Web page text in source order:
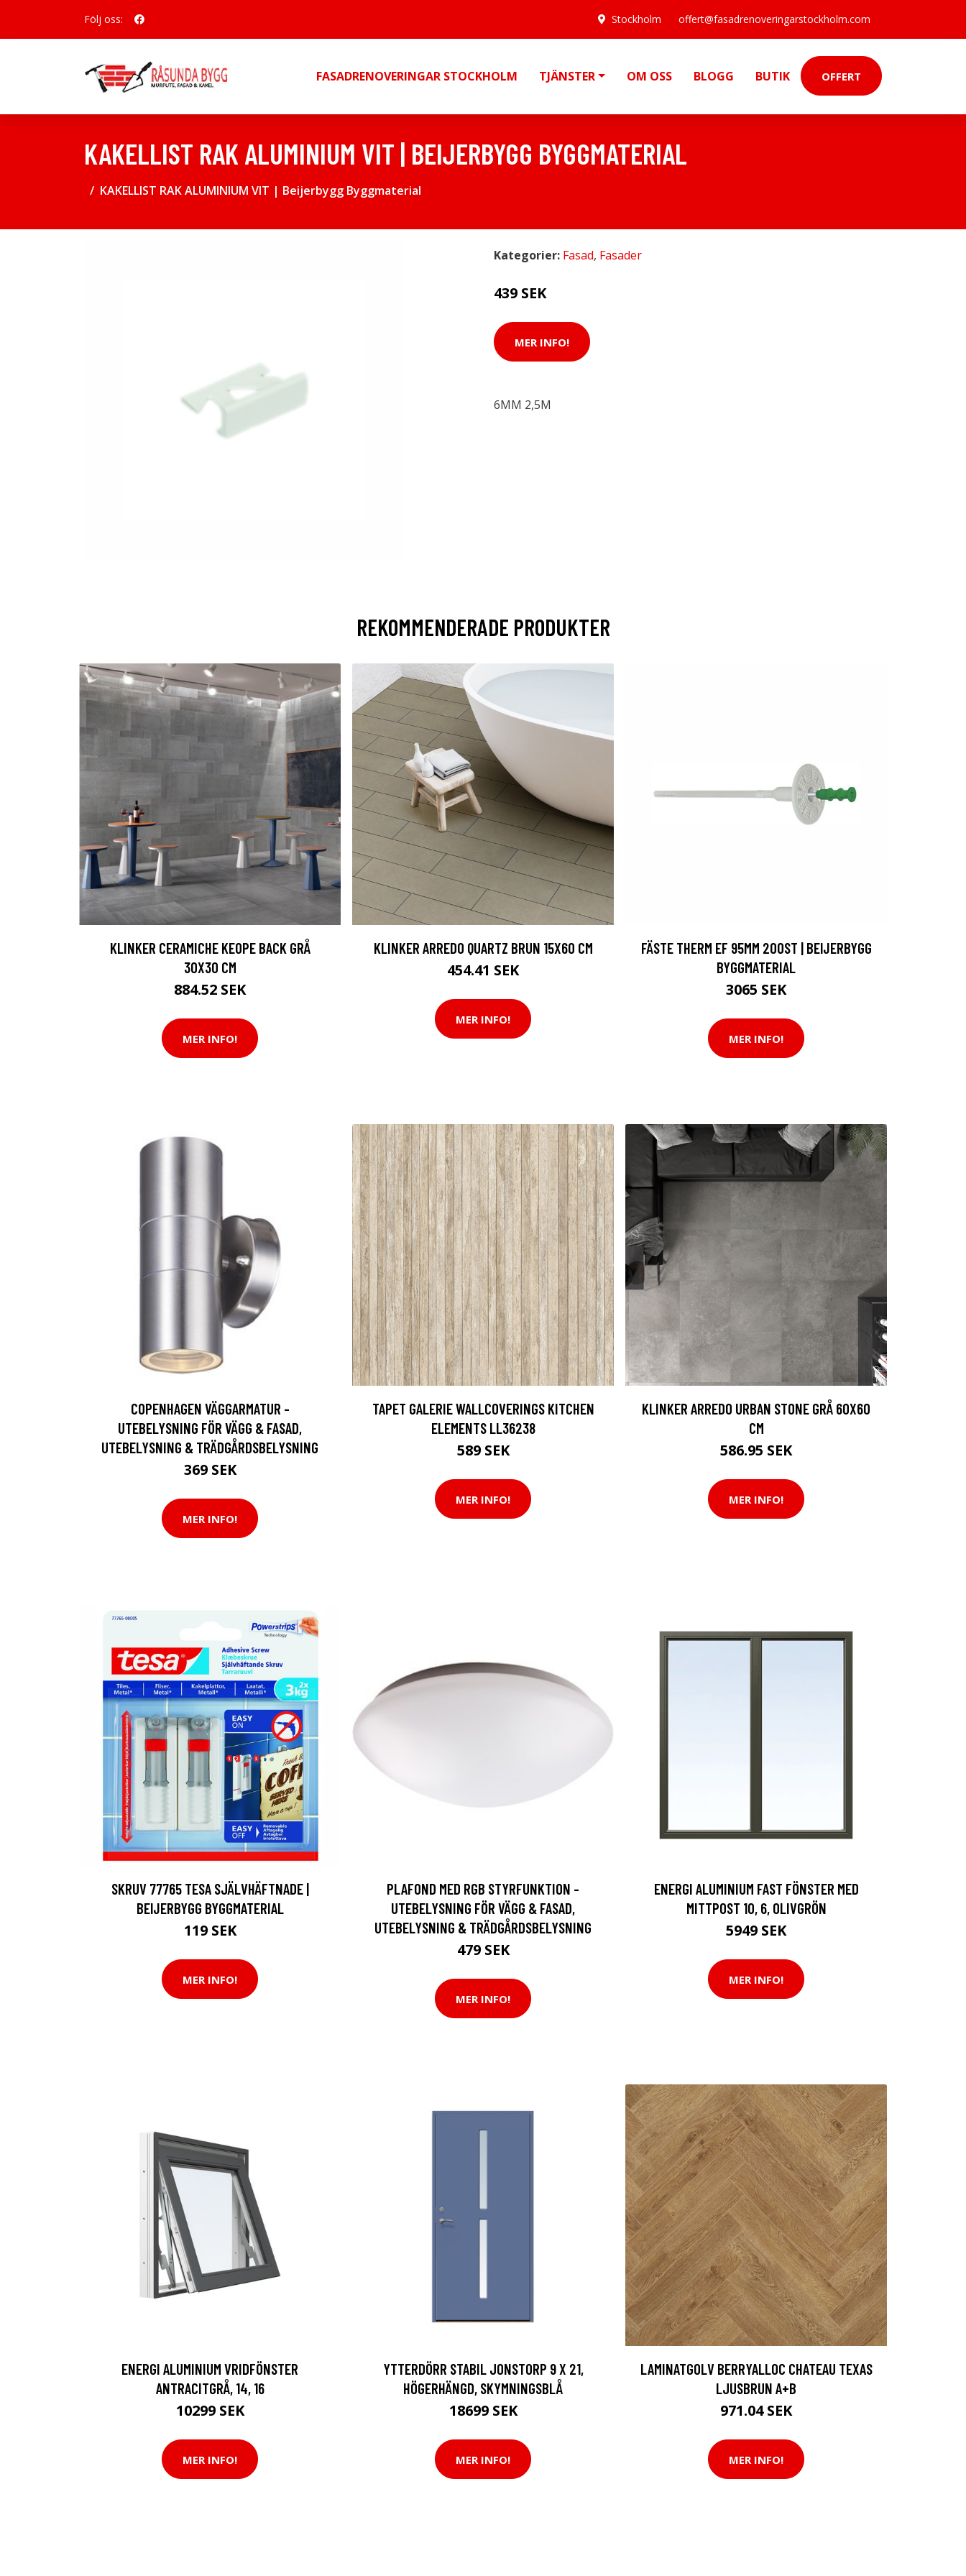
Följ oss: Stockholm offert@fasadrenoveringarstockholm.com
FASADRENOVERINGAR STOCKHOLM TJÄNSTER OM OSS BLOGG BUTIK OFFERT
KAKELLIST RAK ALUMINIUM VIT | BEIJERBYGG BYGGMATERIAL
KAKELLIST RAK ALUMINIUM VIT | Beijerbygg Byggmaterial
Kategorier: Fasad, Fasader
439 SEK
MER INFO!
6MM 2,5M
REKOMMENDERADE PRODUKTER
KLINKER CERAMICHE KEOPE BACK GRÅ
30X30 CM
884.52 SEK
MER INFO!
KLINKER ARREDO QUARTZ BRUN 15X60 CM
454.41 SEK
MER INFO!
FÄSTE THERM EF 95MM 200ST | BEIJERBYGG
BYGGMATERIAL
3065 SEK
MER INFO!
COPENHAGEN VÄGGARMATUR -
UTEBELYSNING FÖR VÄGG & FASAD,
UTEBELYSNING & TRÄDGÅRDSBELYSNING
369 SEK
MER INFO!
TAPET GALERIE WALLCOVERINGS KITCHEN
ELEMENTS LL36238
589 SEK
MER INFO!
KLINKER ARREDO URBAN STONE GRÅ 60X60
CM
586.95 SEK
MER INFO!
SKRUV 77765 TESA SJÄLVHÄFTNADE |
BEIJERBYGG BYGGMATERIAL
119 SEK
MER INFO!
PLAFOND MED RGB STYRFUNKTION -
UTEBELYSNING FÖR VÄGG & FASAD,
UTEBELYSNING & TRÄDGÅRDSBELYSNING
479 SEK
MER INFO!
ENERGI ALUMINIUM FAST FÖNSTER MED
MITTPOST 10, 6, OLIVGRÖN
5949 SEK
MER INFO!
ENERGI ALUMINIUM VRIDFÖNSTER
ANTRACITGRÅ, 14, 16
10299 SEK
MER INFO!
YTTERDÖRR STABIL JONSTORP 9 X 21,
HÖGERHÄNGD, SKYMNINGSBLÅ
18699 SEK
MER INFO!
LAMINATGOLV BERRYALLOC CHATEAU TEXAS
LJUSBRUN A+B
971.04 SEK
MER INFO!